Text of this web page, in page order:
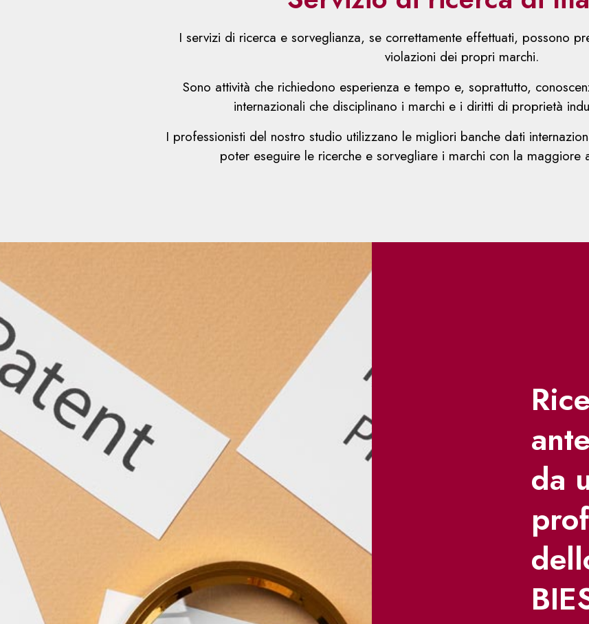
I servizi di ricerca e sorveglianza, se correttamente effettuati, possono
violazioni dei propri marchi.
Sono attività che richiedono esperienza e tempo e, soprattutto,
internazionali che disciplinano i marchi e i diritti di proprietà
I professionisti del nostro studio utilizzano le migliori banche dati
poter eseguire le ricerche e sorvegliare i marchi con la maggiore
da